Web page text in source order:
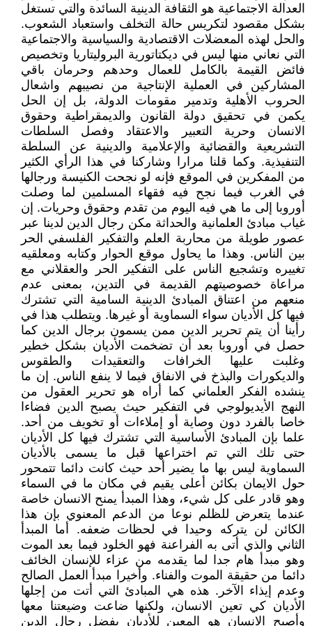
العدالة الاجتماعية هو الثقافة الدينية السائدة والتي تستغل
بشكل مقصود لتكريس حالة التخلف واستعباد الشعوب.
والحل لهذه المعضلات الاقتصادية والسياسية والاجتماعية
التي نعاني منها ليس في ديكتاتورية البروليتاريا وتخصيص
فائض القيمة بالكامل للعمال وحدهم وحرمان باقي
المشاركين في العملية الإنتاجية من نصيبهم واشعال
الحروب الأهلية وتدمير مقومات الدولة، بل إن الحل
يكمن في تحقيق دولة القانون والديمقراطية وحقوق
الانسان وحرية التعبير والاعتقاد وفصل السلطات
التشريعية والقضائية والإعلامية والدينية عن السلطة
التنفيذية. وكما ‏قلنا مرارا وشاركنا في هذا الرأي الكثير
من المفكرين في الموقع فإنه لو نجحت الكنيسة ورجالها
في الغرب فيما نجح فيه فقهاء المسلمين لما وصلت
أوروبا إلى ما هي فيه اليوم من تقدم وحقوق وحريات. إن
غياب مبادئ العلمانية والحداثة مكن رجال الدين لدينا عبر
عصور طويلة من محاربة العلم والتفكير الفلسفي الحر
بين الناس. ‏وهذا ما يحاول موقع الحوار وكتابه ومعلقيه
تغييره وتشجيع الناس على التفكير الحر والعقلاني مع
مراعاة خصوصيتهم القديمة في التدين، بمعنى عدم
منعهم من اعتناق المبادئ الدينية السامية التي تشترك
فيها كل الأديان سواء السماوية أو غيرها. ويتطلب هذا في
رأينا أن يتم تحرير الدين ممن يسمون برجال الدين كما
حصل في أوروبا بعد أن تضخمت الأديان بشكل خطير
وغلبت عليها الخرافات والتعقيدات والطقوس
والديكورات والبذخ في الانفاق فيما لا ينفع الناس. إن ما
ينشده الفكر العلماني كما أراه هو تحرير العقول من
النهج الأيديولوجي في التفكير حيث يصبح الدين فضاءا
خاصا بالفرد دون وصاية أو إملاءات أو تخويف من أحد.
علما بإن المبادئ الأساسية التي تشترك فيها كل الأديان
حتى تلك التي تم اختراعها قبل ما يسمى بالأديان
السماوية ليس بها ما يضير أحد حيث كانت دائما تتمحور
حول الايمان بكائن أعلى يقيم في مكان ما في السماء
وهو قادر على كل شيء، وهذا المبدأ يمنح الانسان خاصة
عندما يتعرض للظلم نوعا من الدعم المعنوي بإن هذا
الكائن لن يتركه وحيدا في لحظات ضعفه. أما المبدأ
الثاني والذي أتى به الفراعنة فهو الخلود فيما بعد الموت
وهو مبدأ هام جدا لما يقدمه من عزاء للإنسان الخائف
دائما من حقيقة الموت والفناء. وأخيرا مبدأ العمل الصالح
وعدم إيذاء الآخر. هذه هي المبادئ التي أتت من إجلها
الأديان كي تعين الانسان، ولكنها ضاعت وضيعتنا معها
وأصبح الانسان هو المعين للأديان بفضل رجال الدين